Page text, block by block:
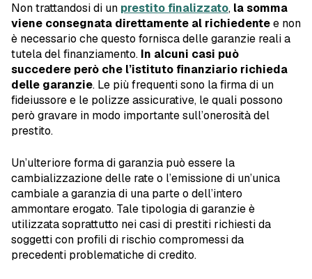
Non trattandosi di un prestito finalizzato, la somma
viene consegnata direttamente al richiedentee non
è necessario che questo fornisca delle garanzie reali a
tutela del finanziamento. In alcuni casi può
succedere però che l’istituto finanziario richieda
delle garanzie. Le più frequenti sono la firma di un
fideiussore e le polizze assicurative, le quali possono
però gravare in modo importante sull’onerosità del
prestito.
Un’ulteriore forma di garanzia può essere la
cambializzazione delle rate o l’emissione di un’unica
cambiale a garanzia di una parte o dell’intero
ammontare erogato. Tale tipologia di garanzie è
utilizzata soprattutto nei casi di prestiti richiesti da
soggetti con profili di rischio compromessi da
precedenti problematiche di credito.